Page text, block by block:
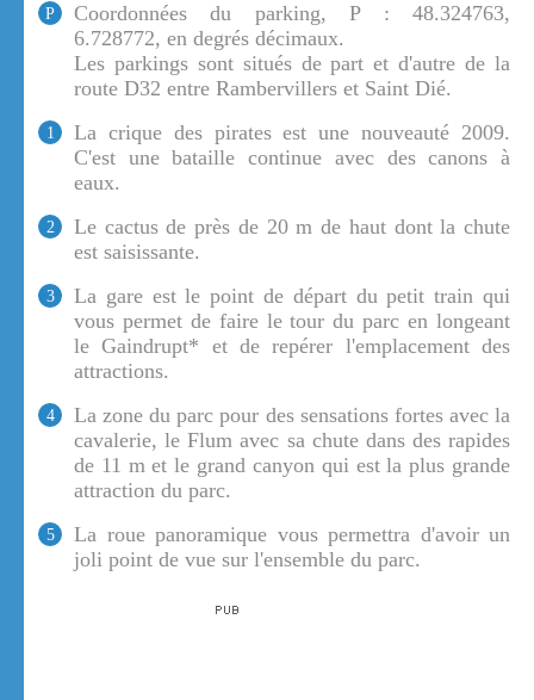
P
Coordonnées du parking, P : 48.324763,
6.728772, en degrés décimaux.
Les parkings sont situés de part et d'autre de la
route D32 entre Rambervillers et Saint Dié.
1
La crique des pirates est une nouveauté 2009.
C'est une bataille continue avec des canons à
eaux.
2
Le cactus de près de 20 m de haut dont la chute
est saisissante.
3
La gare est le point de départ du petit train qui
vous permet de faire le tour du parc en longeant
le Gaindrupt* et de repérer l'emplacement des
attractions.
4
La zone du parc pour des sensations fortes avec la
cavalerie, le Flum avec sa chute dans des rapides
de 11 m et le grand canyon qui est la plus grande
attraction du parc.
5
La roue panoramique vous permettra d'avoir un
joli point de vue sur l'ensemble du parc.